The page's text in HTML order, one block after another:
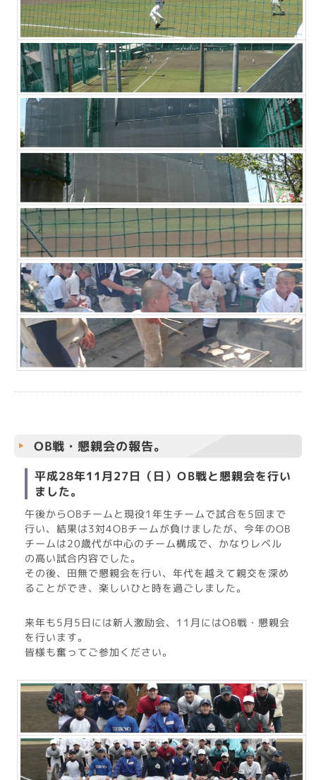
OB戦・懇親会の報告。
平成28年11月27日（日）OB戦と懇親会を行い
ました。
午後からOBチームと現役1年生チームで試合を5回まで
行い、結果は3対4OBチームが負けましたが、今年のOB
チームは20歳代が中心のチーム構成で、かなりレベル
の高い試合内容でした。
その後、田無で懇親会を行い、年代を越えて親交を深め
ることができ、楽しいひと時を過ごしました。
来年も5月5日には新人激励会、11月にはOB戦・懇親会
を行います。
皆様も奮ってご参加ください。